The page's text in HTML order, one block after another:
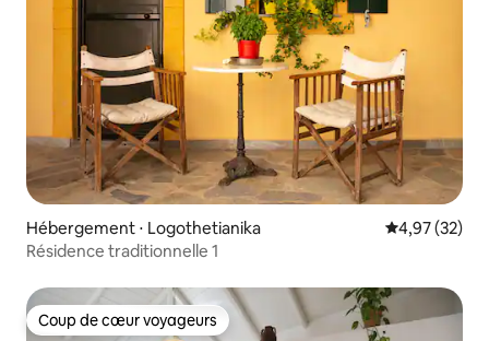
Hébergement ⋅ Logothetianika Évaluation
4,97 (32)
Résidence traditionnelle 1
Coup de cœur voyageurs
Coup de cœur voyageurs